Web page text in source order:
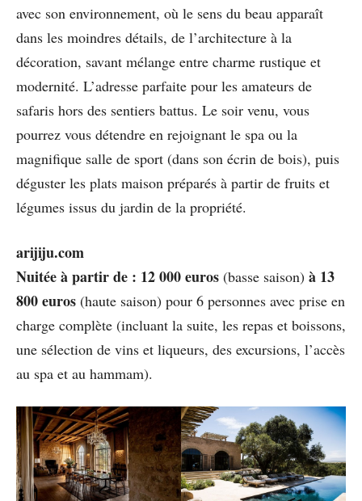
avec son environnement, où le sens du beau apparaît
dans les moindres détails, de l’architecture à la
décoration, savant mélange entre charme rustique et
modernité. L’adresse parfaite pour les amateurs de
safaris hors des sentiers battus. Le soir venu, vous
pourrez vous détendre en rejoignant le spa ou la
magnifique salle de sport (dans son écrin de bois), puis
déguster les plats maison préparés à partir de fruits et
légumes issus du jardin de la propriété.
arijiju.com
Nuitée à partir de : 12 000 euros (basse saison) à 13
800 euros (haute saison) pour 6 personnes avec prise en
charge complète (incluant la suite, les repas et boissons,
une sélection de vins et liqueurs, des excursions, l’accès
au spa et au hammam).